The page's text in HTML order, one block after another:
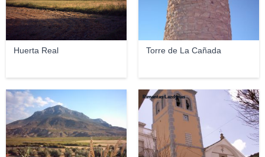
Huerta Real Torre de La Cañada
Rimantas Lazdynas